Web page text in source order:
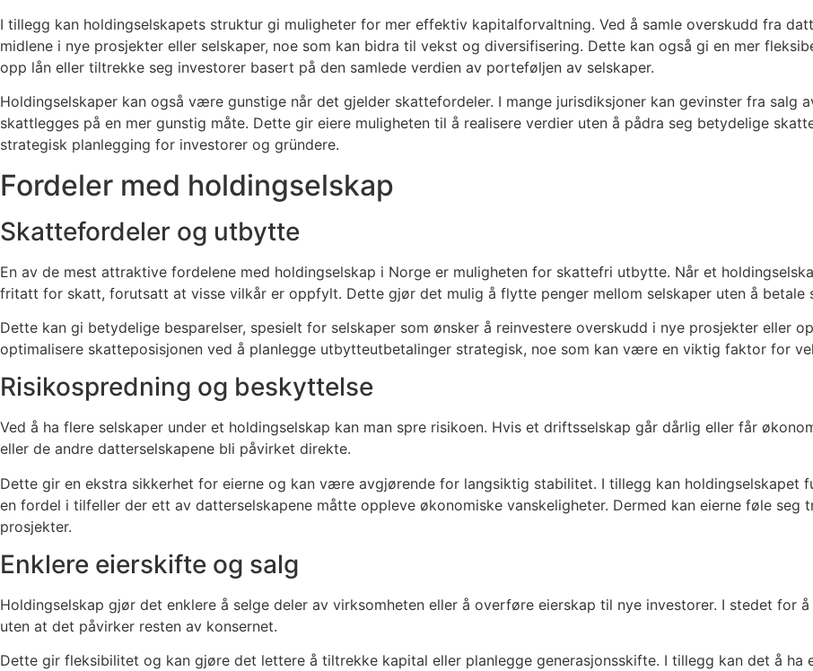
I tillegg kan holdingselskapets struktur gi muligheter for mer effektiv kapitalforvaltning. Ved å samle overskudd fra
midlene i nye prosjekter eller selskaper, noe som kan bidra til vekst og diversifisering. Dette kan også gi en mer
opp lån eller tiltrekke seg investorer basert på den samlede verdien av porteføljen av selskaper.
Holdingselskaper kan også være gunstige når det gjelder skattefordeler. I mange jurisdiksjoner kan gevinster fra salg
skattlegges på en mer gunstig måte. Dette gir eiere muligheten til å realisere verdier uten å pådra seg betydelige
strategisk planlegging for investorer og gründere.
Fordeler med holdingselskap
Skattefordeler og utbytte
En av de mest attraktive fordelene med holdingselskap i Norge er muligheten for skattefri utbytte. Når et
fritatt for skatt, forutsatt at visse vilkår er oppfylt. Dette gjør det mulig å flytte penger mellom selskaper uten å betale
Dette kan gi betydelige besparelser, spesielt for selskaper som ønsker å reinvestere overskudd i nye prosjekter eller
optimalisere skatteposisjonen ved å planlegge utbytteutbetalinger strategisk, noe som kan være en viktig faktor for
Risikospredning og beskyttelse
Ved å ha flere selskaper under et holdingselskap kan man spre risikoen. Hvis et driftsselskap går dårlig eller får
eller de andre datterselskapene bli påvirket direkte.
Dette gir en ekstra sikkerhet for eierne og kan være avgjørende for langsiktig stabilitet. I tillegg kan holdingselskapet
en fordel i tilfeller der ett av datterselskapene måtte oppleve økonomiske vanskeligheter. Dermed kan eierne føle
prosjekter.
Enklere eierskifte og salg
Holdingselskap gjør det enklere å selge deler av virksomheten eller å overføre eierskap til nye investorer. I stedet for
uten at det påvirker resten av konsernet.
Dette gir fleksibilitet og kan gjøre det lettere å tiltrekke kapital eller planlegge generasjonsskifte. I tillegg kan det å